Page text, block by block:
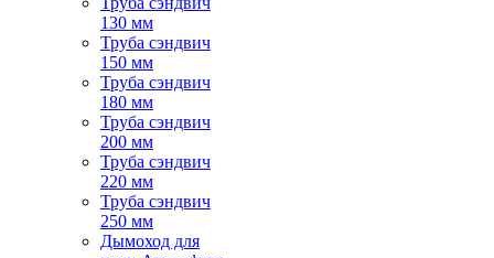
130 мм
Труба сэндвич
150 мм
Труба сэндвич
180 мм
Труба сэндвич
200 мм
Труба сэндвич
220 мм
Труба сэндвич
250 мм
Дымоход для